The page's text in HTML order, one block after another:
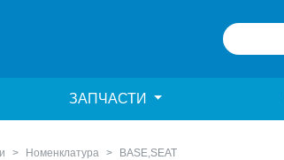
ЗАПЧАСТИ
Номенклатура BASE,SEAT